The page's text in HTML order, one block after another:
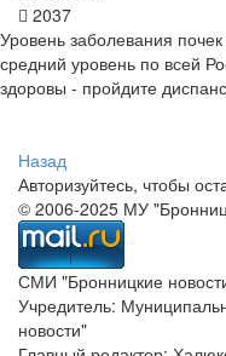
2037
Уровень заболевания
средний уровень по всей
здоровы - пройдите
Назад
Авторизуйтесь, чтобы
© 2006-2025 МУ
СМИ "Бронницкие
Учредитель:
новости"